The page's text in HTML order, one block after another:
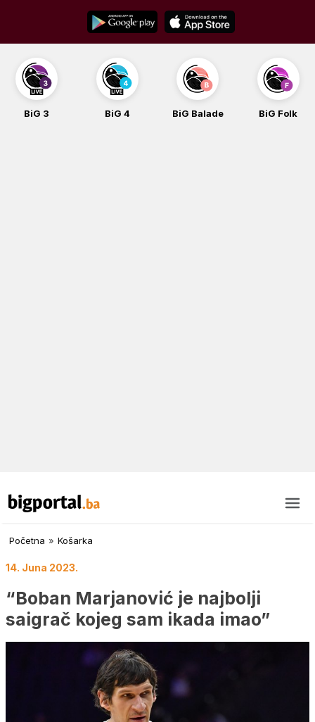
content
BiG 3 BiG 4 BiG Balade BiG Folk
Početna » Košarka
14. Juna 2023.
“Boban Marjanović je najbolji
saigrač kojeg sam ikada imao”